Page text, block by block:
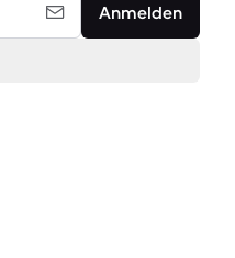
Anmelden